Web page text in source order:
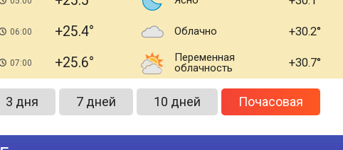
06:00 +25.4 Облачно +30.2
07:00 +25.6
Переменная
облачность
+30.7
3 дня 7 дней 10 дней Почасовая